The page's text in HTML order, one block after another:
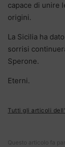
capace di unire
origini.
La Sicilia ha
sorrisi
Sperone.
Eterni.
Tutti gli articoli
Questo articolo fa